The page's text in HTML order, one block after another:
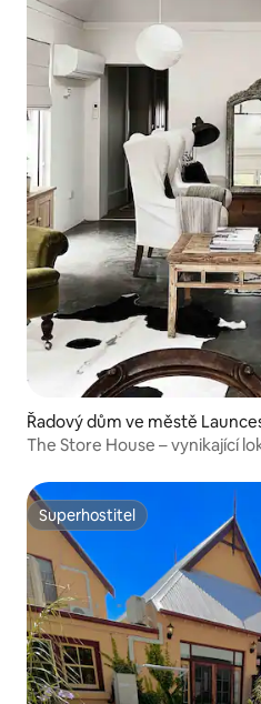
Řadový dům ve městě
The Store House – vynikající
Superhostitel
Superhostitel